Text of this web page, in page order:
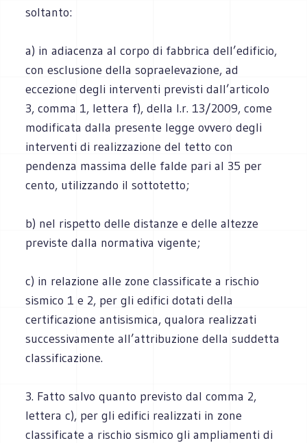
soltanto:
a) in adiacenza al corpo di fabbrica dell’edificio,
con esclusione della sopraelevazione, ad
eccezione degli interventi previsti dall’articolo
3, comma 1, lettera f), della l.r. 13/2009, come
modificata dalla presente legge ovvero degli
interventi di realizzazione del tetto con
pendenza massima delle falde pari al 35 per
cento, utilizzando il sottotetto;
b) nel rispetto delle distanze e delle altezze
previste dalla normativa vigente;
c) in relazione alle zone classificate a rischio
sismico 1 e 2, per gli edifici dotati della
certificazione antisismica, qualora realizzati
successivamente all’attribuzione della suddetta
classificazione.
3. Fatto salvo quanto previsto dal comma 2,
lettera c), per gli edifici realizzati in zone
classificate a rischio sismico gli ampliamenti di